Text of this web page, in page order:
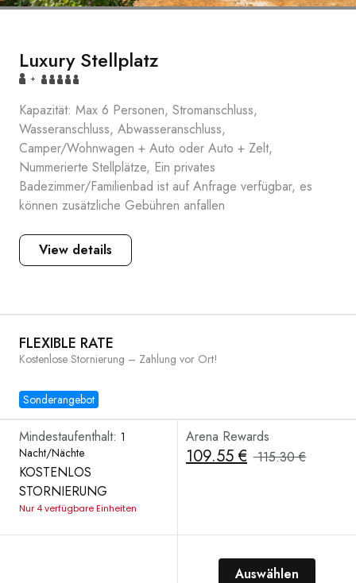
Luxury Stellplatz
+
Kapazität: Max 6 Personen, Stromanschluss,
Wasseranschluss, Abwasseranschluss,
Camper/Wohnwagen + Auto oder Auto + Zelt,
Nummerierte Stellplätze, Ein privates
Badezimmer/Familienbad ist auf Anfrage verfügbar, es
können zusätzliche Gebühren anfallen
View details
FLEXIBLE RATE
Sonderangebot
Kostenlose Stornierung – Zahlung vor Ort!
Mindestaufenthalt: 1
Nacht/Nächte
KOSTENLOS
STORNIERUNG
Nur 4 verfügbare Einheiten
Arena Rewards
109.55 € 115.30 €
Auswählen